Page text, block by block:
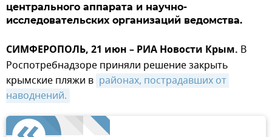
центрального аппарата и научно-
исследовательских организаций ведомства.
СИМФЕРОПОЛЬ, 21 июн – РИА Новости Крым. В
Роспотребнадзоре приняли решение закрыть
крымские пляжи в районах, пострадавших от
наводнений.